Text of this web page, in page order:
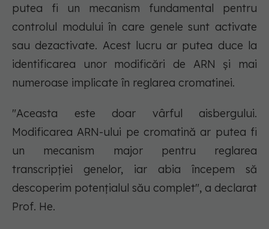
putea fi un mecanism fundamental pentru
controlul modului în care genele sunt activate
sau dezactivate. Acest lucru ar putea duce la
identificarea unor modificări de ARN și mai
numeroase implicate în reglarea cromatinei.
"Aceasta este doar vârful aisbergului.
Modificarea ARN-ului pe cromatină ar putea fi
un mecanism major pentru reglarea
transcripției genelor, iar abia începem să
descoperim potențialul său complet", a declarat
Prof. He.